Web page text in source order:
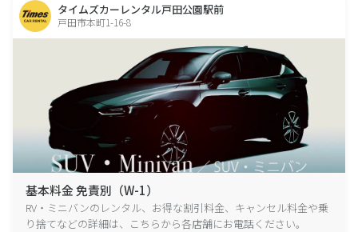
タイムズカーレンタル戸田公園駅前
戸田市本町1-16-8
基本料金 免責別（W-1）
RV・ミニバンのレンタル、お得な割引料金、キャンセル料金や乗
り捨てなどの詳細は、こちらから各店舗にお電話ください。